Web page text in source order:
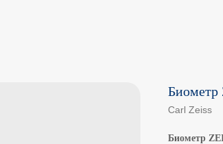
Биометр
Carl Zeiss
Биометр